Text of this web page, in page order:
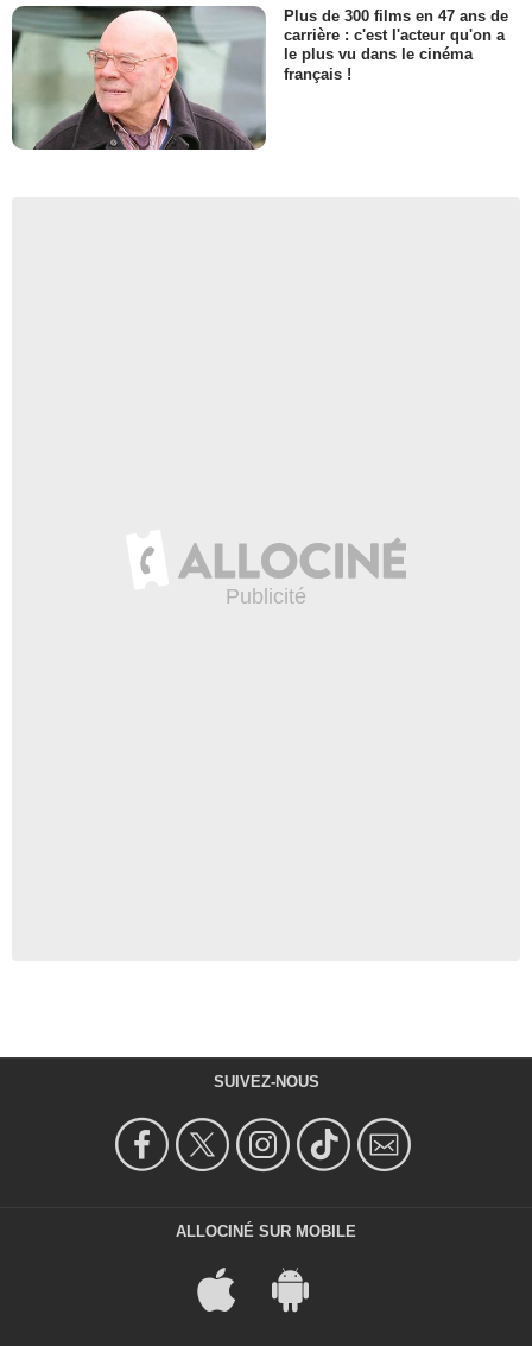
Plus de 300 films en 47 ans de
carrière : c'est l'acteur qu'on a
le plus vu dans le cinéma
français !
SUIVEZ-NOUS
ALLOCINÉ SUR MOBILE